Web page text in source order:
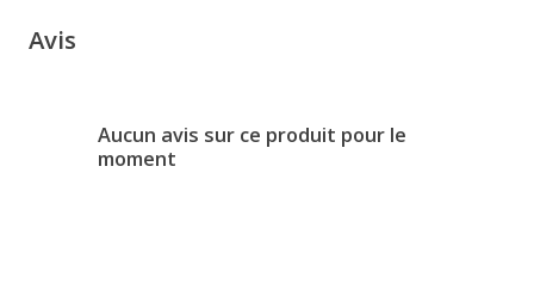
Avis
Aucun avis sur ce produit pour le
moment